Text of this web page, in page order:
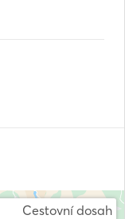
Cestovní dosah